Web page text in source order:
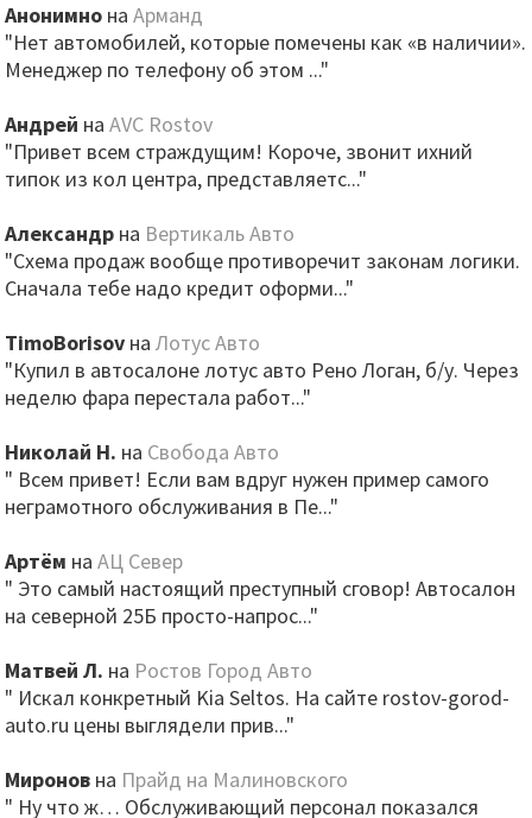
Анонимно наАрманд
"Нет автомобилей, которые помечены как «в наличии».
Менеджер по телефону об этом ..."
Андрей наAVC Rostov
"Привет всем страждущим! Короче, звонит ихний
типок из кол центра, представляетс..."
Александр на Вертикаль Авто
"Схема продаж вообще противоречит законам логики.
Сначала тебе надо кредит оформи..."
TimoBorisov наЛотус Авто
"Купил в автосалоне лотус авто Рено Логан, б/у. Через
неделю фара перестала работ..."
Николай Н. на Свобода Авто
" Всем привет! Если вам вдруг нужен пример самого
неграмотного обслуживания в Пе..."
Артём наАЦ Север
" Это самый настоящий преступный сговор! Автосалон
на северной 25Б просто-напрос..."
Матвей Л. на Ростов Город Авто
" Искал конкретный Kia Seltos. На сайте rostov-gorod-
auto.ru цены выглядели прив..."
Миронов на Прайд на Малиновского
" Ну что ж… Обслуживающий персонал показался